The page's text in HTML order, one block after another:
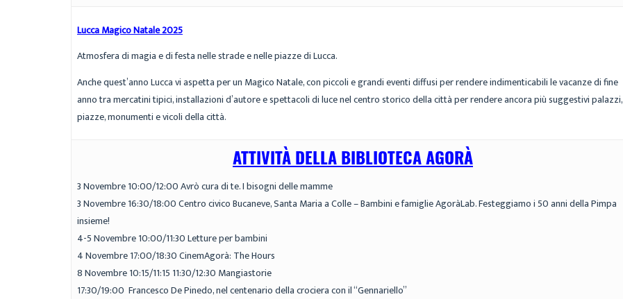
Lucca Magico Natale 2025
Atmosfera di magia e di festa nelle strade e nelle piazze di Lucca.
Anche quest’anno Lucca vi aspetta per un Magico Natale, con piccoli e grandi eventi diffusi per rendere indimenticabili le vacanze di fine
anno tra mercatini tipici, installazioni d’autore e spettacoli di luce nel centro storico della città per rendere ancora più suggestivi palazzi,
piazze, monumenti e vicoli della città.
ATTIVITÀ DELLA BIBLIOTECA AGORÀ
3 Novembre 10:00/12:00 Avrò cura di te. I bisogni delle mamme
3 Novembre 16:30/18:00 Centro civico Bucaneve, Santa Maria a Colle – Bambini e famiglie AgoràLab. Festeggiamo i 50 anni della Pimpa
insieme!
4-5 Novembre 10:00/11:30 Letture per bambini
4 Novembre 17:00/18:30 CinemAgorà: The Hours
8 Novembre 10:15/11:15 11:30/12:30 Mangiastorie
17:30/19:00 Francesco De Pinedo, nel centenario della crociera con il “Gennariello”